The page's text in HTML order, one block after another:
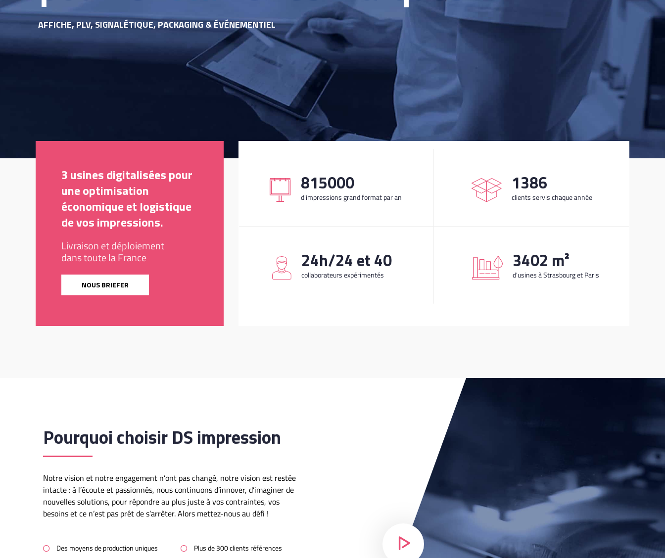
AFFICHE, PLV, SIGNALÉTIQUE, PACKAGING & ÉVÉNEMENTIEL
3 usines digitalisées pour
une optimisation
économique et logistique
de vos impressions.
Livraison et déploiement
dans toute la France
NOUS BRIEFER
1000000
d'impressions grand format par an
1700
clients servis chaque année
24h/24 et50
collaborateurs expérimentés
4200 m²
d'usines à Strasbourg et Paris
Pourquoi choisir DS impression
Notre vision et notre engagement n’ont pas changé, notre vision est restée
intacte : à l’écoute et passionnés, nous continuons d’innover, d’imaginer de
nouvelles solutions, pour répondre au plus juste à vos contraintes, vos
besoins et ce n’est pas prêt de s’arrêter. Alors mettez-nous au défi !
Des moyens de production uniques
Plus de 300 clients références